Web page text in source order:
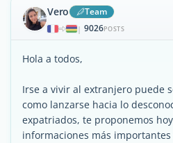
Vero Team
| 9026POSTS
Hola a todos,
Irse a vivir al extranjero puede
como lanzarse hacia lo
expatriados, te proponemos
informaciones más